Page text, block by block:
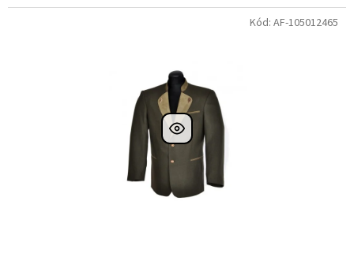
Kód: AF-105012465